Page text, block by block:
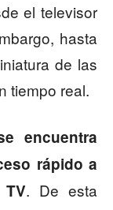
el televisor
hasta
de las
tiempo real.
encuentra
rápido a
. De esta